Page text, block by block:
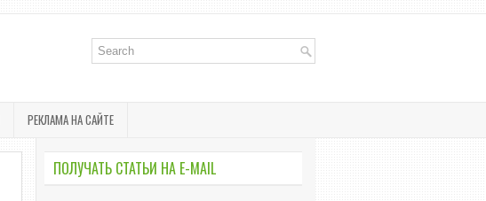
РЕКЛАМА НА САЙТЕ
ПОЛУЧАТЬ СТАТЬИ НА E-MАIL